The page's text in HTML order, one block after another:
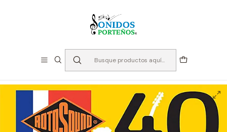
Cuerdas
Cuerdas para Bajo
Rb40